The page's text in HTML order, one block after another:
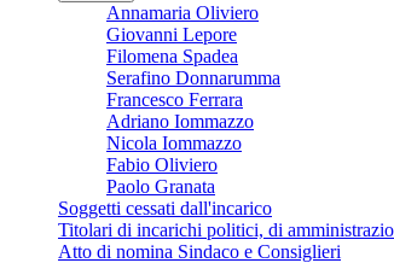
Annamaria Oliviero
Giovanni Lepore
Filomena Spadea
Serafino Donnarumma
Francesco Ferrara
Adriano Iommazzo
Nicola Iommazzo
Fabio Oliviero
Paolo Granata
Soggetti cessati dall'incarico
Titolari di incarichi politici, di
Atto di nomina Sindaco e Consiglieri